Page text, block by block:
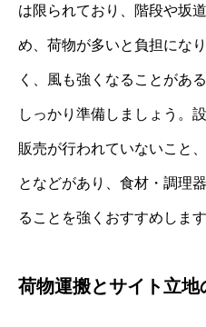
は限られており、階段や坂
め、荷物が多いと負担にな
く、風も強くなることがあ
しっかり準備しましょう。
販売が行われていないこと
となどがあり、食材・調理
ることを強くおすすめします
荷物運搬とサイト立地